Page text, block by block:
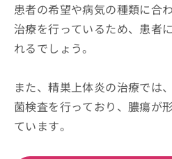
患者の希望や病気の種類に合
治療を行っているため、患者
れるでしょう。
また、精巣上体炎の治療では
菌検査を行っており、膿瘍が
ています。